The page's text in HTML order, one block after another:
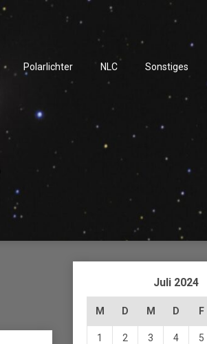
Polarlichter NLC Sonstiges
Juli 2024
M D M D F
1 2 3 4 5